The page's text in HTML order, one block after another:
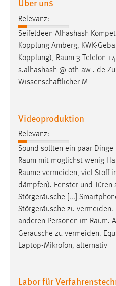
Relevanz:
Seifeldeen Alhashash
Kopplung Amberg, KWK-
Kopplung), Raum 3 Telefon
s.alhashash @ oth-aw . de
Wissenschaftlicher M
Videoproduktion
Relevanz:
Sound sollten ein paar
Raum mit möglichst wenig
Räume vermeiden, viel Stoff
dämpfen). Fenster und Türen
Störgeräusche [...]
Störgeräusche zu
anderen Personen im Raum.
Geräusche zu vermeiden.
Laptop-Mikrofon, alternativ
Labor für
Anbieter:
Google Ireland Limited
Zweck:
Conversion-Tracking
Facebook Pixel
Name:
_fbp
Anbieter:
Facebook
Zweck:
Conversion-Tracking
Cookie Laufzeit:
3 Monate